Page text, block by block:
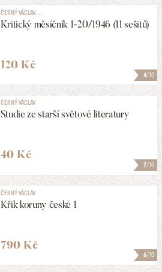
4/10
ČERNÝ VÁCLAV, ...
Kritický měsíčník 1-20/1946 (11 sešitů)
120 Kč
7/10
ČERNÝ VÁCLAV
Studie ze starší světové literatury
40 Kč
6/10
ČERNÝ VÁCLAV
Křik koruny české 1
790 Kč